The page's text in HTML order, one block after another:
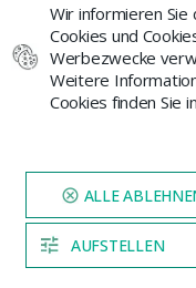
IMPRESSUM
COOKIE-RICHTLINIE
ALLGEMEINE
+34 96 206 62 98
Mo-Fr 11:00-18:00 Uhr
Wir informieren
Cookies und
Werbezwecke
Weitere
Cookies finden Sie
AUFSTELLEN
04:52